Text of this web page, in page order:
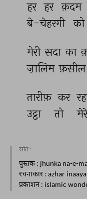
हर हर क़दम
बे-चेहरगी को
मेरी सदा का
ज़ालिम
तारीफ़ कर
उट्ठा
तो
स्रोत :
पुस्तक : jhunka na-e-
रचनाकार : azhar
प्रकाशन : islamic